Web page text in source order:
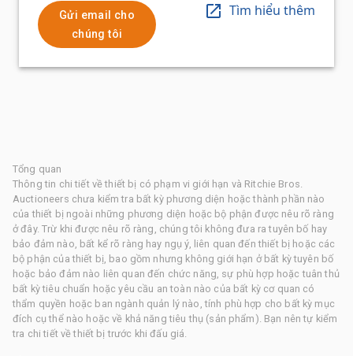
Gửi email cho
chúng tôi
Tìm hiểu thêm
Tổng quan
Thông tin chi tiết về thiết bị có phạm vi giới hạn và Ritchie Bros.
Auctioneers chưa kiểm tra bất kỳ phương diện hoặc thành phần nào
của thiết bị ngoài những phương diện hoặc bộ phận được nêu rõ ràng
ở đây. Trừ khi được nêu rõ ràng, chúng tôi không đưa ra tuyên bố hay
bảo đảm nào, bất kể rõ ràng hay ngụ ý, liên quan đến thiết bị hoặc các
bộ phận của thiết bị, bao gồm nhưng không giới hạn ở bất kỳ tuyên bố
hoặc bảo đảm nào liên quan đến chức năng, sự phù hợp hoặc tuân thủ
bất kỳ tiêu chuẩn hoặc yêu cầu an toàn nào của bất kỳ cơ quan có
thẩm quyền hoặc ban ngành quản lý nào, tính phù hợp cho bất kỳ mục
đích cụ thể nào hoặc về khả năng tiêu thụ (sản phẩm). Bạn nên tự kiểm
tra chi tiết về thiết bị trước khi đấu giá.